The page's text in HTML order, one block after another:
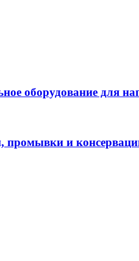
оборудование для
промывки и